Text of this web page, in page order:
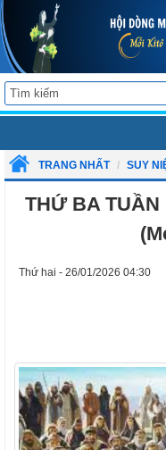
TRANG NHẤT SUY
THỨ BA TUẦN
Thứ hai - 26/01/2026 04:30